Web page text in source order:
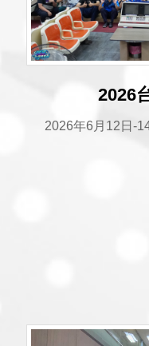
2026
2026年6月12日-